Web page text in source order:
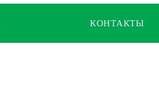
КОНТАКТЫ